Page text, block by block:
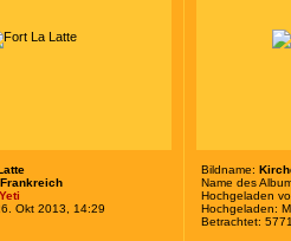
Frankreich
Yeti
Okt 2013, 14:29
Bildname:
Name des
Hochgeladen
Hochgeladen:
Betrachtet: 5771